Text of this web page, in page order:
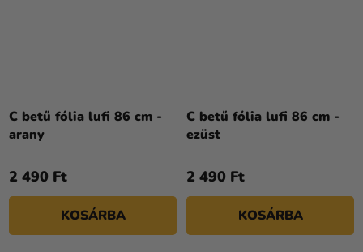
C betű fólia lufi 86 cm -
arany
2 490 Ft
KOSÁRBA
C betű fólia lufi 86 cm -
ezüst
2 490 Ft
KOSÁRBA